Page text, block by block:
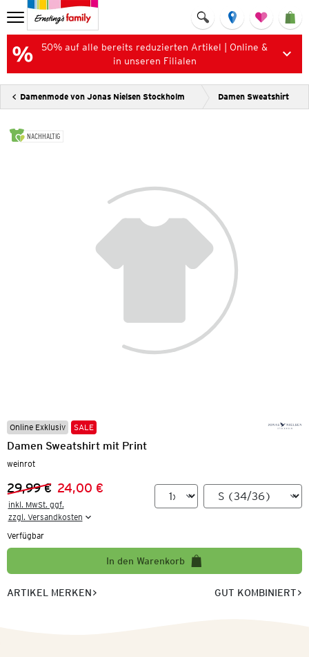
50% auf alle bereits reduzierten Artikel | Online &
in unseren Filialen
Damenmode von Jonas Nielsen Stockholm Damen Sweatshirt
NACHHALTIG
Online Exklusiv SALE
Damen Sweatshirt mit Print
weinrot
Vorheriger Preis:
29,99 €
Neuer Preis:24,00 €
inkl. MwSt. ggf.
zzgl. Versandkosten
Verfügbar
In den Warenkorb
ARTIKEL MERKEN GUT KOMBINIERT